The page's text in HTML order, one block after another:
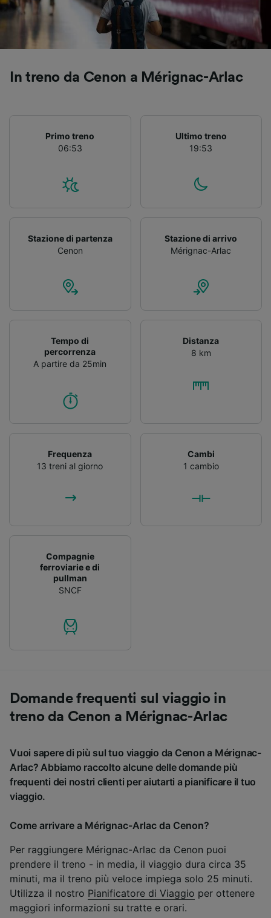
In treno da Cenon a Mérignac-Arlac
Primo treno
06:53
Ultimo treno
19:53
Stazione di partenza
Cenon
Stazione di arrivo
Mérignac-Arlac
Tempo di
percorrenza
A partire da 25min
Distanza
8 km
Frequenza
13 treni al giorno
Cambi
1 cambio
Compagnie
ferroviarie e di
pullman
SNCF
Domande frequenti sul viaggio in
treno da Cenon a Mérignac-Arlac
Vuoi sapere di più sul tuo viaggio da Cenon a Mérignac-
Arlac? Abbiamo raccolto alcune delle domande più
frequenti dei nostri clienti per aiutarti a pianificare il tuo
viaggio.
Come arrivare a Mérignac-Arlac da Cenon?
Per raggiungere Mérignac-Arlac da Cenon puoi
prendere il treno - in media, il viaggio dura circa 35
minuti, ma il treno più veloce impiega solo 25 minuti.
Utilizza il nostro Pianificatore di Viaggio per ottenere
maggiori informazioni su tratte e orari.
Elenco dei partner (fornitori)